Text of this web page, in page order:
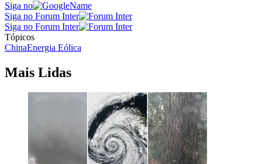
Siga no
Siga no Forum Inter
Siga no Forum Inter
Tópicos
ChinaEnergia Eólica
Mais Lidas